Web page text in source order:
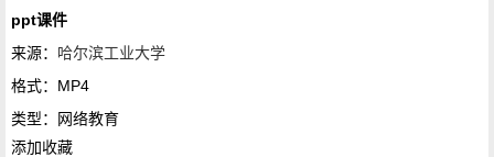
ppt课件
来源： 哈尔滨工业大学
格式： MP4
类型：
网络教育
添加收藏